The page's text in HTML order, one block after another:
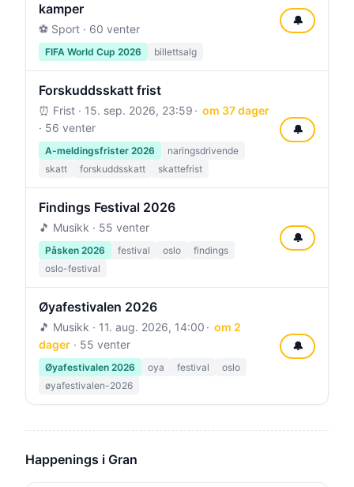
kamper
⚽ Sport · 60 venter
FIFA World Cup 2026 billettsalg
🔔
Forskuddsskatt frist
⏰ Frist · 15. sep. 2026, 23:59
om 37 dager
· 56 venter
A-meldingsfrister 2026
naringsdrivende
skatt
forskuddsskatt skattefrist
🔔
Findings Festival 2026
🎵 Musikk · 55 venter
Påsken 2026 festival oslo
findings
oslo-festival
🔔
Øyafestivalen 2026
🎵 Musikk · 11. aug. 2026, 14:00
om 2
dager · 55 venter
Øyafestivalen 2026 oya festival
oslo
øyafestivalen-2026
🔔
Happenings i Gran